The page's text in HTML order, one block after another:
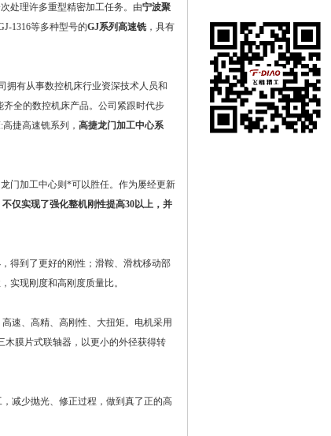
处理许多重型精密加工任务。由宁波聚
1316等多种型号的GJ系列高速铣 ，具有
拥有从事数控机床行业资深技术人员和
全的数控机床产品。公司紧跟时代步
捷高速铣系列， 高捷龙门加工中心系
门加工中心则*可以胜任。作为屡经更新
不仅实现了强化整机刚性提高30以上，并
得到了更好的刚性；滑鞍、滑枕移动部
实现刚度和高刚度质量比。
速、高精、高刚性、大扭矩。电机采用
膜片式联轴器，以更小的外径获得转
减少抛光、修正过程，做到真了正的高